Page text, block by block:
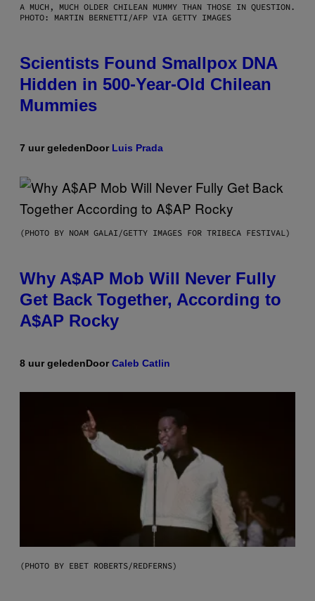
A MUCH, MUCH OLDER CHILEAN MUMMY THAN THOSE IN QUESTION.
PHOTO: MARTIN BERNETTI/AFP VIA GETTY IMAGES
Scientists Found Smallpox DNA
Hidden in 500-Year-Old Chilean
Mummies
7 uur geledenDoor Luis Prada
(PHOTO BY NOAM GALAI/GETTY IMAGES FOR TRIBECA FESTIVAL)
Why A$AP Mob Will Never Fully
Get Back Together, According to
A$AP Rocky
8 uur geledenDoorCaleb Catlin
(PHOTO BY EBET ROBERTS/REDFERNS)